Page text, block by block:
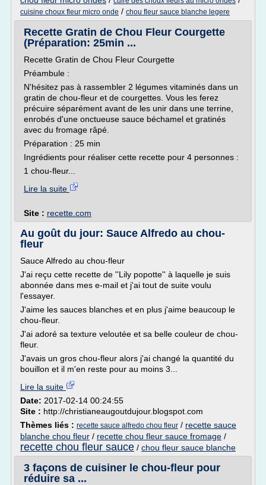
cuisine choux fleur micro onde / chou fleur sauce blanche legere
Recette Gratin de Chou Fleur Courgette
(Préparation: 25min ...
Recette Gratin de Chou Fleur Courgette
Préambule :
N'hésitez pas à rassembler 2 légumes vitaminés dans un
gratin de chou-fleur et de courgettes. Vous les ferez
précuire séparément avant de les unir dans une terrine,
enrobés d'une onctueuse sauce béchamel et gratinés
avec du fromage râpé.
Préparation : 25 min
Ingrédients pour réaliser cette recette pour 4 personnes :
1 chou-fleur...
Lire la suite
Site : recette.com
Au goût du jour: Sauce Alfredo au chou-
fleur
Sauce Alfredo au chou-fleur
J'ai reçu cette recette de ''Lily popotte'' à laquelle je suis
abonnée dans mes e-mail et j'ai tout de suite voulu
l'essayer.
J'aime les sauces blanches et en plus j'aime beaucoup le
chou-fleur.
J'ai adoré sa texture veloutée et sa belle couleur de chou-
fleur.
J'avais un gros chou-fleur alors j'ai changé la quantité du
bouillon et il m'en reste pour au moins 3...
Lire la suite
Date: 2017-02-14 00:24:55
Site : http://christianeaugoutdujour.blogspot.com
Thèmes liés : recette sauce alfredo chou fleur / recette sauce
blanche chou fleur / recette chou fleur sauce fromage /
recette chou fleur sauce / chou fleur sauce blanche
3 façons de cuisiner le chou-fleur pour
réduire sa ...